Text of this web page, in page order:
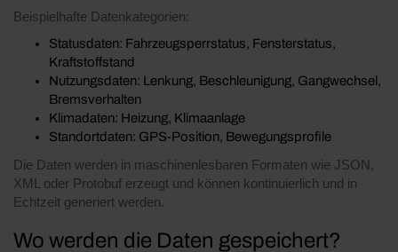
Beispielhafte Datenkategorien:
Statusdaten: Fahrzeugsperrstatus, Fensterstatus,
Kraftstoffstand
Nutzungsdaten: Lenkung, Beschleunigung, Gangwechsel,
Bremsverhalten
Klimadaten: Heizung, Klimaanlage
Standortdaten: GPS-Position, Bewegungsprofile
Die Daten werden in maschinenlesbaren Formaten wie JSON,
XML oder Protobuf erzeugt und können kontinuierlich und in
Echtzeit generiert werden.
Wo werden die Daten gespeichert?